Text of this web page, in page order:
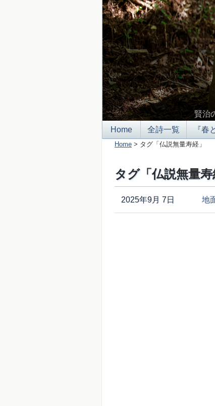
賢治
Home
全詩一覧 『春
Home > タグ「仏説無量寿経」
タグ「仏説無量
2025年9月 7日 地